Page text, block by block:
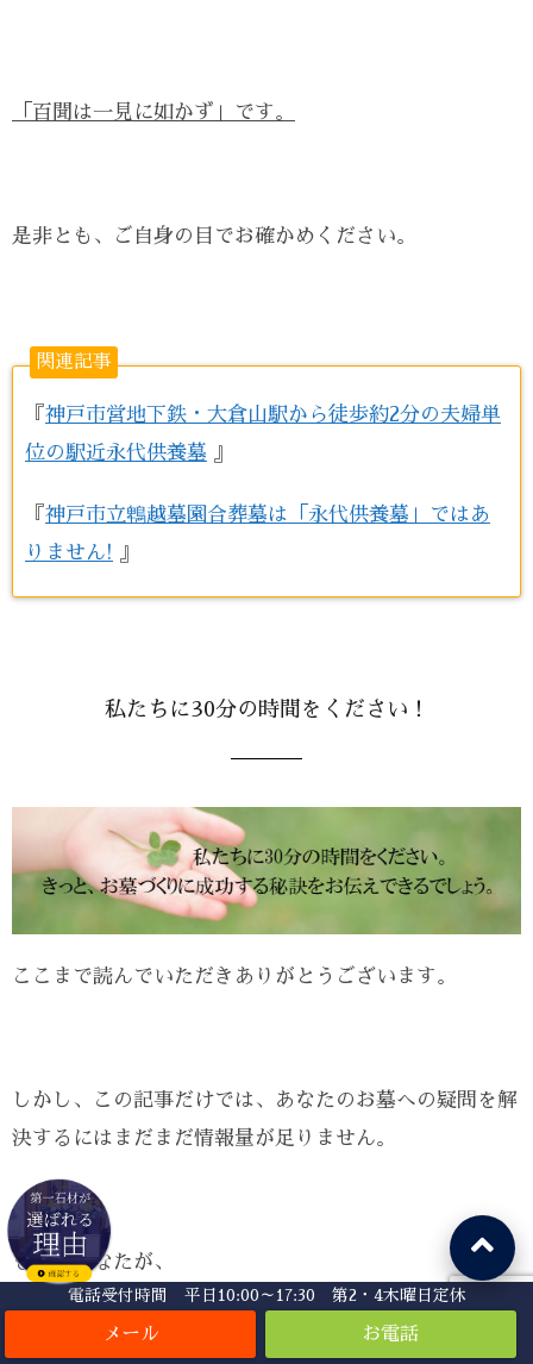
電話受付時間 平日10:00～17:30 第2・4木曜日定休
「百聞は一見に如かず」です。
是非とも、ご自身の目でお確かめください。
関連記事
『 神戸市営地下鉄・大倉山駅から徒歩約2分の夫婦単
位の駅近永代供養墓 』
『 神戸市立鵯越墓園合葬墓は「永代供養墓」ではあ
りません!
』
私たちに30分の時間をください！
ここまで読んでいただきありがとうございます。
しかし、この記事だけでは、あなたのお墓への疑問を解
決するにはまだまだ情報量が足りません。
もし、あなたが、